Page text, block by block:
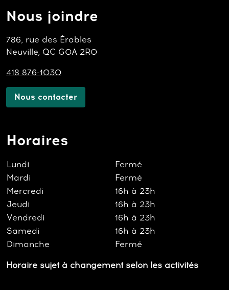
Nous joindre
786, rue des Érables
Neuville, QC G0A 2R0
418 876-1030
Nous contacter
Horaires
Lundi
Fermé
Mardi
Fermé
Mercredi
16h à 23h
Jeudi
16h à 23h
Vendredi
16h à 23h
Samedi
16h à 23h
Dimanche
Fermé
Horaire sujet à changement selon les activités